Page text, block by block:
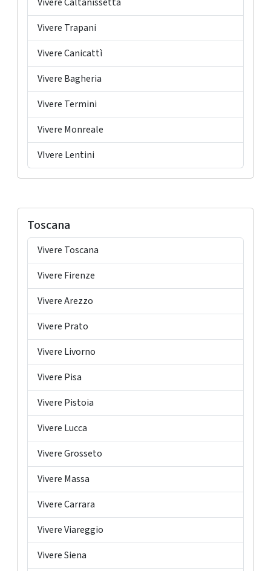
Vivere Trapani
Vivere Canicattì
Vivere Bagheria
Vivere Termini
Vivere Monreale
VIvere Lentini
Toscana
Vivere Toscana
Vivere Firenze
Vivere Arezzo
Vivere Prato
Vivere Livorno
Vivere Pisa
Vivere Pistoia
Vivere Lucca
Vivere Grosseto
Vivere Massa
Vivere Carrara
Vivere Viareggio
Vivere Siena